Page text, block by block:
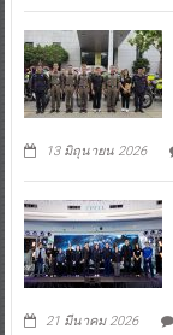
13 มิถุนายน 2026
21 มีนาคม 2026